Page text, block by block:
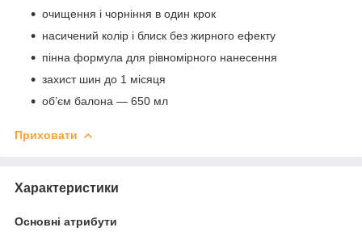
очищення і чорніння в один крок
насичений колір і блиск без жирного ефекту
пінна формула для рівномірного нанесення
захист шин до 1 місяця
об’єм балона — 650 мл
Приховати
Характеристики
Основні атрибути